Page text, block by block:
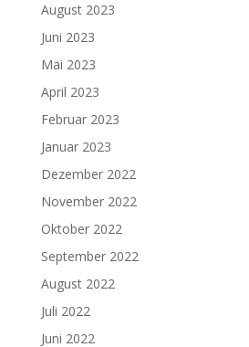
August 2023
Juni 2023
Mai 2023
April 2023
Februar 2023
Januar 2023
Dezember 2022
November 2022
Oktober 2022
September 2022
August 2022
Juli 2022
Juni 2022